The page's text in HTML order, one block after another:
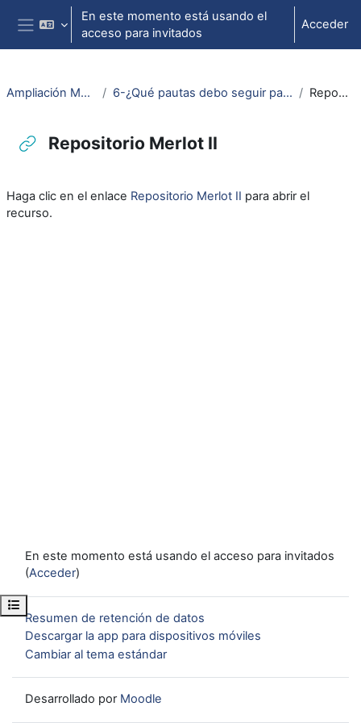
Salta al contenido principal
Panel lateral
En este momento está usando el
acceso para invitados
Acceder
Abrir índice del curso
Ampliación Mater. Educ. Multimedia 6-¿Qué pautas debo seguir para que mis materiales se puedan reutilizar? Repositorio Merlot II
Repositorio Merlot II
Haga clic en el enlace Repositorio Merlot II para abrir el
recurso.
En este momento está usando el acceso para invitados
(Acceder)
Resumen de retención de datos
Descargar la app para dispositivos móviles
Cambiar al tema estándar
Desarrollado por Moodle